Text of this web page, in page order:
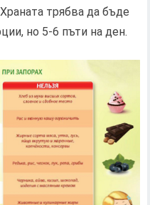
трябва да бъде
но 5-6 пъти на ден.